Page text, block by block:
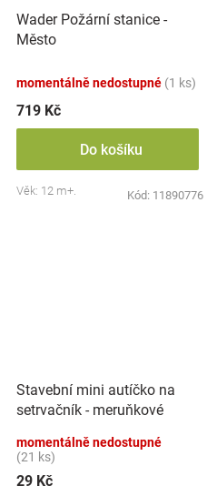
Wader Požární stanice -
Město
momentálně nedostupné (1 ks)
719 Kč
Do košíku
Věk: 12 m+. Kód: 11890776
Stavební mini autíčko na
setrvačník - meruňkové
momentálně nedostupné
(21 ks)
29 Kč